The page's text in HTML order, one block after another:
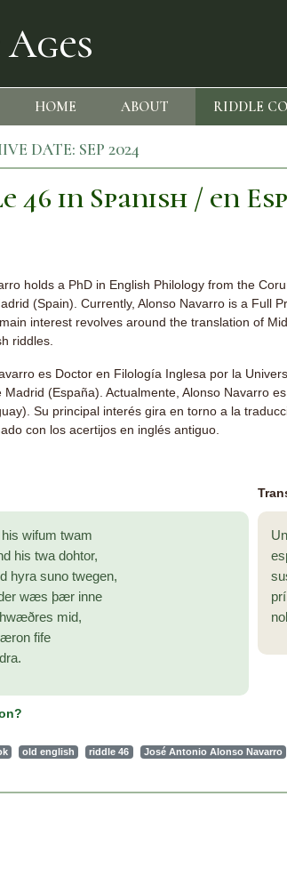
HOME ABOUT RIDDLE
DATE: SEP 2024
46 in Spanish / en
holds a PhD in English Philology from the
(Spain). Currently, Alonso Navarro is a Full
interest revolves around the translation of
riddles.
es Doctor en Filología Inglesa por la
(España). Actualmente, Alonso Navarro
Su principal interés gira en torno a la
con los acertijos en inglés antiguo.
wifum twam
his twa dohtor,
suno twegen,
wæs þær inne
mid,
fife
old english riddle 46 José Antonio Alonso Navarro